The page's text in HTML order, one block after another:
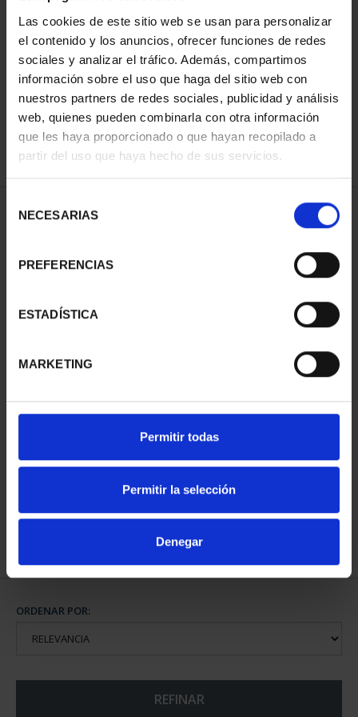
Las cookies de este sitio web se usan para personalizar
el contenido y los anuncios, ofrecer funciones de redes
sociales y analizar el tráfico. Además, compartimos
información sobre el uso que haga del sitio web con
nuestros partners de redes sociales, publicidad y análisis
web, quienes pueden combinarla con otra información
que les haya proporcionado o que hayan recopilado a
partir del uso que haya hecho de sus servicios.
NECESARIAS
PREFERENCIAS
ESTADÍSTICA
MARKETING
Permitir todas
Permitir la selección
Denegar
ORDENAR POR:
REFINAR
2 Productos encontrados
PATRIMONIO MUNDIAL
2023 CÁC...
BURGOS (2021) 8
REALES
ORDENAR POR:
REFINAR